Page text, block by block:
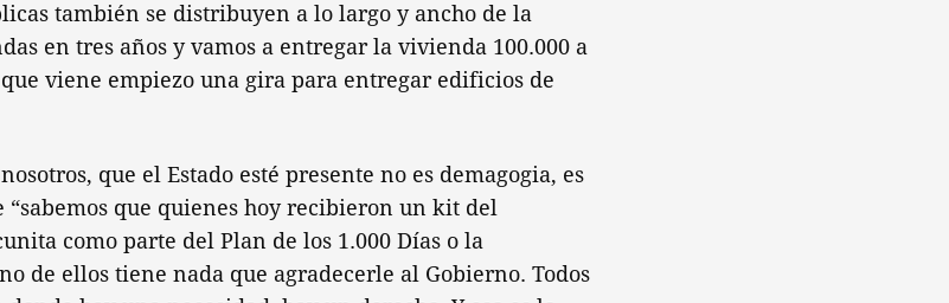
también se distribuyen a lo largo y ancho de la
en tres años y vamos a entregar la vivienda 100.000 a
viene empiezo una gira para entregar edificios de
que el Estado esté presente no es demagogia, es
que quienes hoy recibieron un kit del
como parte del Plan de los 1.000 Días o la
de ellos tiene nada que agradecerle al Gobierno. Todos